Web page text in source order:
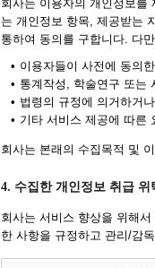
회사는 이용자의 개인정보를
는 개인정보 항목, 제공받는
통하여 동의를 구합니다. 다
• 이용자들이 사전에 동의
• 통계작성, 학술연구 또는
• 법령의 규정에 의거하거
• 기타 서비스 제공에 따른
회사는 본래의 수집목적 및
4. 수집한 개인정보 취급 위
회사는 서비스 향상을 위해
한 사항을 규정하고 관리/감